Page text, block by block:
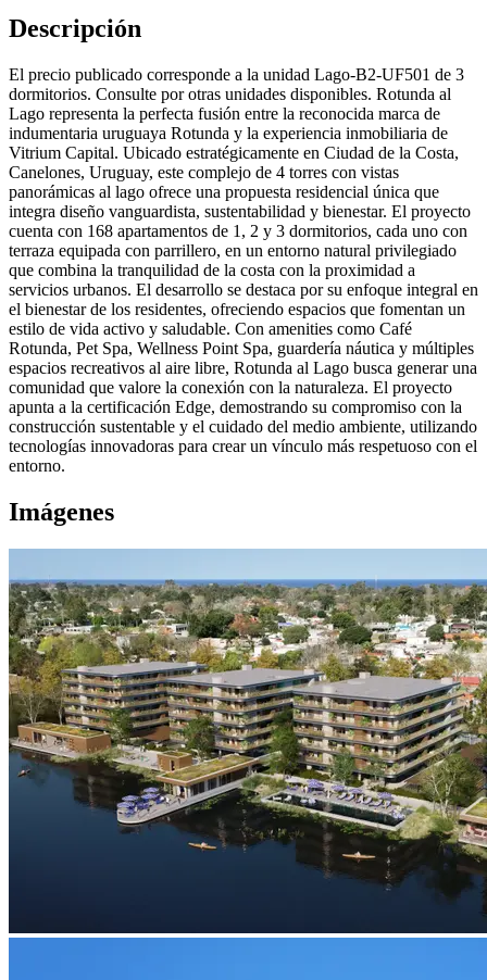
Descripción
El precio publicado corresponde a la unidad Lago-B2-UF501 de 3
dormitorios. Consulte por otras unidades disponibles. Rotunda al
Lago representa la perfecta fusión entre la reconocida marca de
indumentaria uruguaya Rotunda y la experiencia inmobiliaria de
Vitrium Capital. Ubicado estratégicamente en Ciudad de la Costa,
Canelones, Uruguay, este complejo de 4 torres con vistas
panorámicas al lago ofrece una propuesta residencial única que
integra diseño vanguardista, sustentabilidad y bienestar. El proyecto
cuenta con 168 apartamentos de 1, 2 y 3 dormitorios, cada uno con
terraza equipada con parrillero, en un entorno natural privilegiado
que combina la tranquilidad de la costa con la proximidad a
servicios urbanos. El desarrollo se destaca por su enfoque integral en
el bienestar de los residentes, ofreciendo espacios que fomentan un
estilo de vida activo y saludable. Con amenities como Café
Rotunda, Pet Spa, Wellness Point Spa, guardería náutica y múltiples
espacios recreativos al aire libre, Rotunda al Lago busca generar una
comunidad que valore la conexión con la naturaleza. El proyecto
apunta a la certificación Edge, demostrando su compromiso con la
construcción sustentable y el cuidado del medio ambiente, utilizando
tecnologías innovadoras para crear un vínculo más respetuoso con el
entorno.
Imágenes